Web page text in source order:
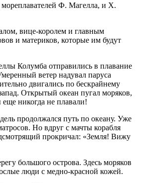
Ф. Магелла, и X.
вице-королем и главным
и материков, которые им будут
Колумба отправились в плавание
ветер надувал паруса
двигались по бескрайнему
Открытый океан пугал моряков,
никогда не плавали!
продолжался путь по океану. Уже
Но вдруг с мачты корабля
прокричал: «Земля! Вижу
большого острова. Здесь моряков
люди с медно-красной кожей.